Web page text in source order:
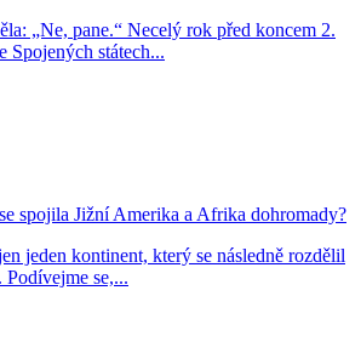
„Ne, pane.“ Necelý rok před koncem 2.
Spojených státech...
spojila Jižní Amerika a Afrika dohromady?
jeden kontinent, který se následně rozdělil
se,...